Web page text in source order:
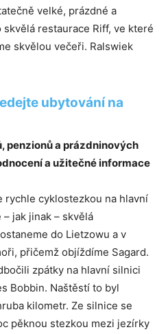
velké, prázdné a
restaurace Riff, ve které
skvělou večeři. Ralswiek
ubytování na
penzionů a prázdninových
a užitečné informace
rychle cyklostezkou na hlavní
jak jinak – skvělá
do Lietzowu a v
přičemž objíždíme Sagard.
zpátky na hlavní silnici
Bobbin. Naštěstí to byl
kilometr. Ze silnice se
pěknou stezkou mezi jezírky